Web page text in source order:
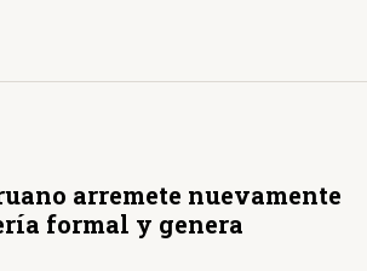
arremete nuevamente
formal y genera